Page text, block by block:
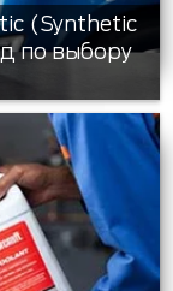
(Synthetic
по выбору